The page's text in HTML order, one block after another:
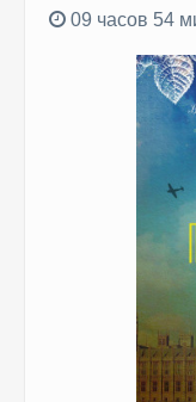
09 часов 54